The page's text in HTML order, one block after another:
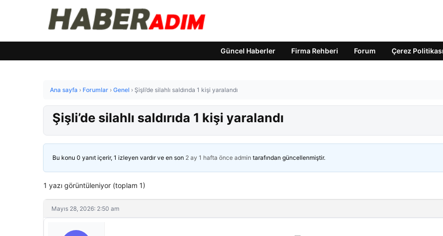
Güncel Haberler Firma Rehberi Forum Çerez Politikası
Ana sayfa › Forumlar › Genel › Şişli’de silahlı saldırıda 1 kişi yaralandı
Şişli’de silahlı saldırıda 1 kişi yaralandı
Bu konu 0 yanıt içerir, 1 izleyen vardır ve en son 2 ay 1 hafta önce admin tarafından güncellenmiştir.
1 yazı görüntüleniyor (toplam 1)
Mayıs 28, 2026: 2:50 am